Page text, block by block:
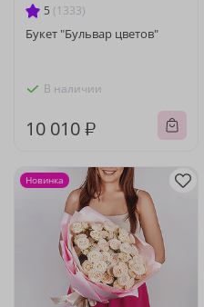
5 (1333)
Букет "Бульвар цветов"
В наличии
10 010 ₽
Новинка